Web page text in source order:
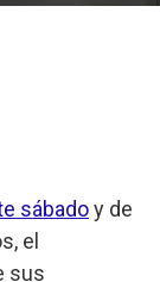
sábadoy de
el
sus